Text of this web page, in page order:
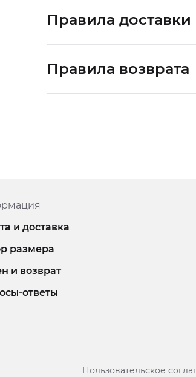
Правила доставки
Правила возврата
и доставка
размера
и возврат
ответы
Пользовательское